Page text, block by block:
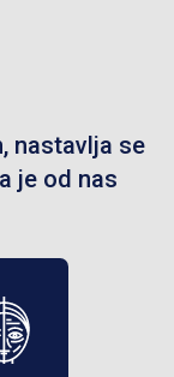
nastavlja se
je od nas